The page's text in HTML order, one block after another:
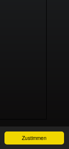
Zustimmen